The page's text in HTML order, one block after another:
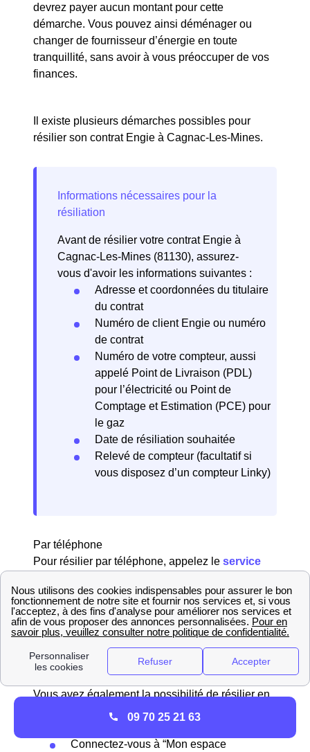
devrez payer aucun montant pour cette
démarche. Vous pouvez ainsi déménager ou
changer de fournisseur d’énergie en toute
tranquillité, sans avoir à vous préoccuper de vos
finances.
Il existe plusieurs démarches possibles pour
résilier son contrat Engie à Cagnac-Les-Mines.
Avant de résilier votre contrat Engie à
Cagnac-Les-Mines (81130), assurez-
vous d'avoir les informations suivantes :
Adresse et coordonnées du titulaire
du contrat
Numéro de client Engie ou numéro
de contrat
Numéro de votre compteur, aussi
appelé Point de Livraison (PDL)
pour l’électricité ou Point de
Comptage et Estimation (PCE) pour
le gaz
Date de résiliation souhaitée
Relevé de compteur (facultatif si
vous disposez d’un compteur Linky)
Par téléphone
Pour résilier par téléphone, appelez le service
lundi au samedi de 08h00 à 21h00 et le
dimanche de 10h00 à 18h00 (appel gratuit). Les
conseillers vous guideront dans le processus de
Mines (81130).
Vous avez également la possibilité de résilier en
ligne en vous rendant sur votre espace client sur
Connectez-vous à “Mon espace
09 70 25 21 63